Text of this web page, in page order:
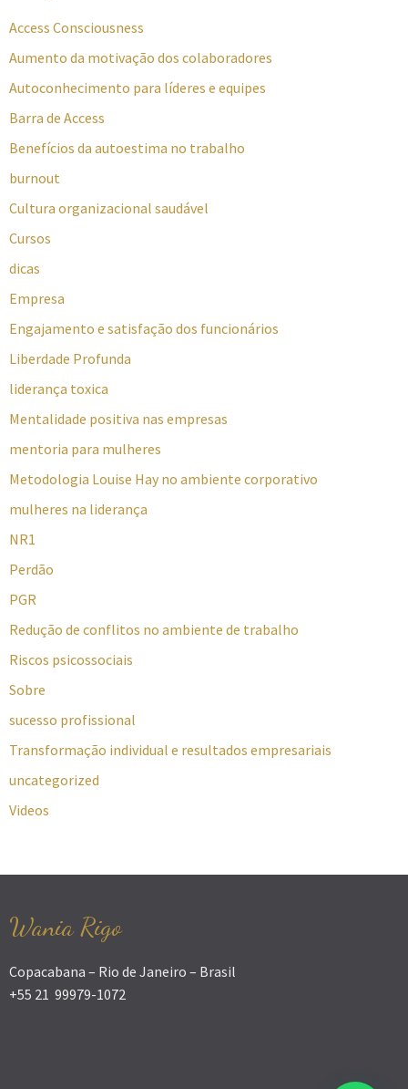
Access Consciousness
Aumento da motivação dos colaboradores
Autoconhecimento para líderes e equipes
Barra de Access
Benefícios da autoestima no trabalho
burnout
Cultura organizacional saudável
Cursos
dicas
Empresa
Engajamento e satisfação dos funcionários
Liberdade Profunda
liderança toxica
Mentalidade positiva nas empresas
mentoria para mulheres
Metodologia Louise Hay no ambiente corporativo
mulheres na liderança
NR1
Perdão
PGR
Redução de conflitos no ambiente de trabalho
Riscos psicossociais
Sobre
sucesso profissional
Transformação individual e resultados empresariais
uncategorized
Videos
Wania Rigo
Copacabana – Rio de Janeiro – Brasil
+55 21 99979-1072